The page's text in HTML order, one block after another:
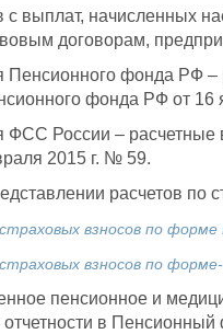
выплат, начисленных
договорам,
Пенсионного фонда РФ
фонда РФ от 16
ФСС России –
2015 г. № 59.
расчетов по
взносов по
взносов по
пенсионное и
в Пенсионный